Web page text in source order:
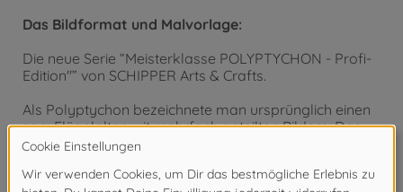
Das Bildformat und Malvorlage:
Die neue Serie “Meisterklasse POLYPTYCHON - Profi-
Edition"” von SCHIPPER Arts & Crafts.
Als Polyptychon bezeichnete man ursprünglich einen
sog. Flügelaltar mit mehrfach geteilten Bildern. Das
Motiv der "Profi-Edition" ist 5-teilig und bedeckt eine
Bildes erfordert ein genaues und geduldiges Malen